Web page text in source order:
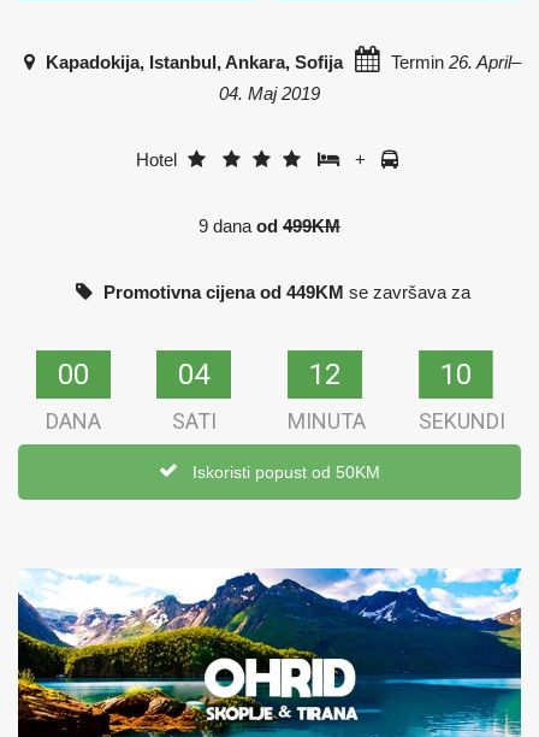
Kapadokija, Istanbul, Ankara, Sofija Termin 26. April–
04. Maj 2019
Hotel +
9 dana od 499KM
Promotivna cijena od 449KM se završava za
00
00
DANA
04
04
SATI
12
12
MINUTA
09
09
SEKUNDI
Iskoristi popust od 50KM